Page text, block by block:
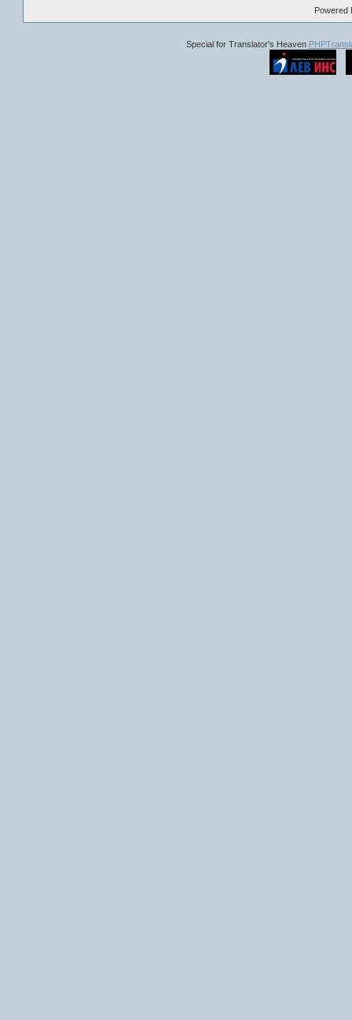
Powered
Special for Translator's Heaven